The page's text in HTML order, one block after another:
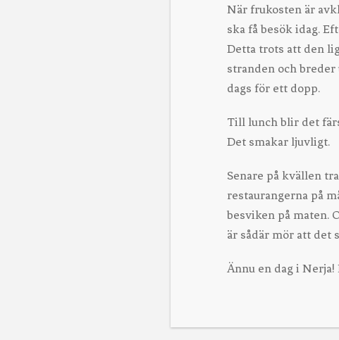
När frukosten är
ska få besök idag.
Detta trots att den
stranden och
dags för ett dopp.
Till lunch blir det
Det smakar ljuvligt.
Senare på kvällen
restaurangerna på
besviken på maten.
är sådär mör att det
Ännu en dag i